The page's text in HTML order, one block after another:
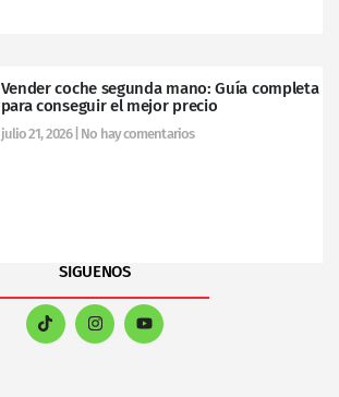
Vender coche segunda mano: Guía completa
para conseguir el mejor precio
julio 21, 2026 No hay comentarios
SIGUENOS